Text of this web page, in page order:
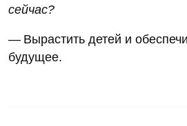
сейчас?
— Вырастить детей и
будущее.